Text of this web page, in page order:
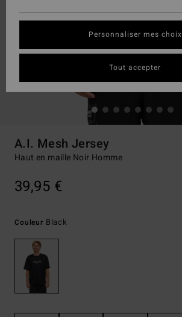
A.I. Mesh Jersey
Haut en maille Noir Homme
39,95 €
Couleur Black
Personnaliser mes choix
Tout accepter